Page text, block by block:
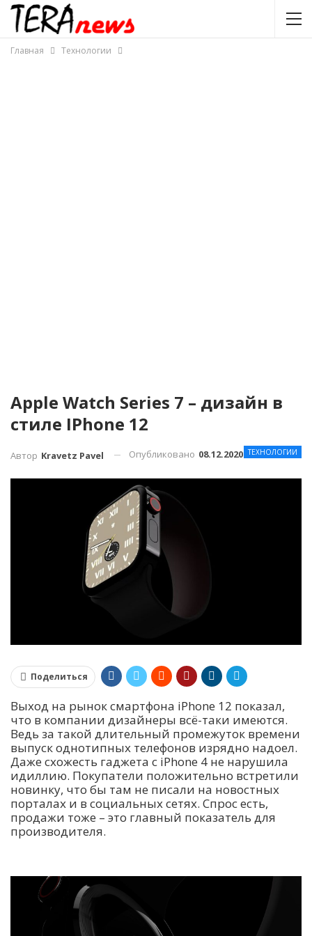
Главная Технологии
Apple Watch Series 7 – дизайн в
стиле IPhone 12
ТЕХНОЛОГИИ
Автор Kravetz Pavel Опубликовано 08.12.2020
Поделиться
Выход на рынок смартфона iPhone 12 показал,
что в компании дизайнеры всё-таки имеются.
Ведь за такой длительный промежуток времени
выпуск однотипных телефонов изрядно надоел.
Даже схожесть гаджета с iPhone 4 не нарушила
идиллию. Покупатели положительно встретили
новинку, что бы там не писали на новостных
порталах и в социальных сетях. Спрос есть,
продажи тоже – это главный показатель для
производителя.